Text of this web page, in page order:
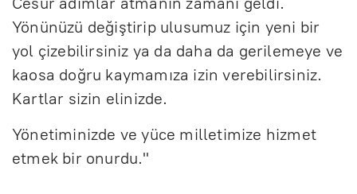
Yönünüzü değiştirip ulusumuz için yeni bir
yol çizebilirsiniz ya da daha da gerilemeye ve
kaosa doğru kaymamıza izin verebilirsiniz.
Kartlar sizin elinizde.
Yönetiminizde ve yüce milletimize hizmet
etmek bir onurdu."